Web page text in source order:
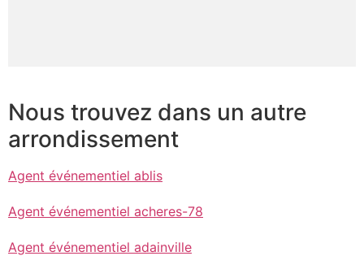
Nous trouvez dans un autre
arrondissement
Agent événementiel ablis
Agent événementiel acheres-78
Agent événementiel adainville